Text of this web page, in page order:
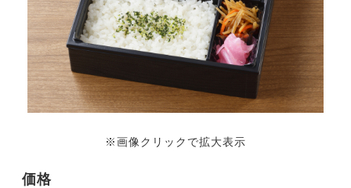
※画像クリックで拡大表示
価格